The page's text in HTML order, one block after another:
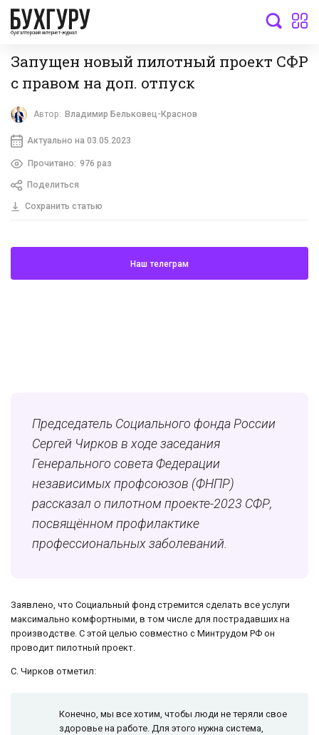
бухгалтерский интернет-журнал
Запущен новый пилотный проект СФР
с правом на доп. отпуск
Автор: Владимир Бельковец-Краснов
Актуально на 03.05.2023
Прочитано: 976 раз
Поделиться
Сохранить статью
Наш телеграм
Председатель Социального фонда России
Сергей Чирков в ходе заседания
Генерального совета Федерации
независимых профсоюзов (ФНПР)
рассказал о пилотном проекте-2023 СФР,
посвящённом профилактике
профессиональных заболеваний.
Заявлено, что Социальный фонд стремится сделать все услуги
максимально комфортными, в том числе для пострадавших на
производстве. С этой целью совместно с Минтрудом РФ он
проводит пилотный проект.
С. Чирков отметил:
Конечно, мы все хотим, чтобы люди не теряли свое
здоровье на работе. Для этого нужна система,